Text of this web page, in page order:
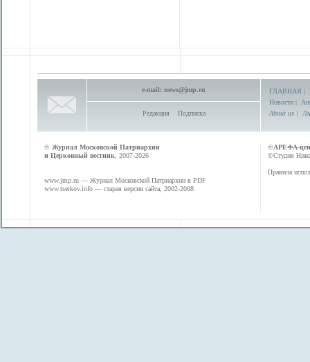
e-mail: news@jmp.ru
Редакция Подписка
ГЛАВНАЯ |
Новости |
About us |
© Журнал Московской Патриархии
и Церковный вестник , 2007-2026
www.jmp.ru — Журнал Московской Патриархии в PDF
www.tserkov.info — старая версия сайта, 2002-2008
©АРЕФА-
©Студия
Правила